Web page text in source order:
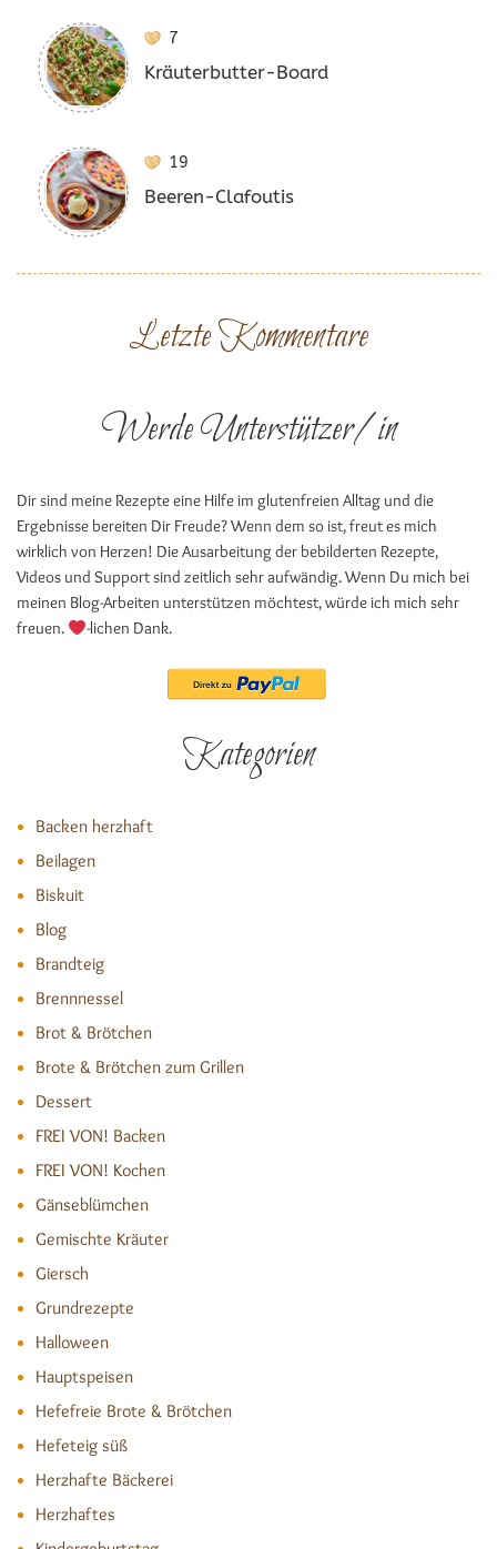
7
Kräuterbutter-Board
19
Beeren-Clafoutis
Letzte Kommentare
Werde Unterstützer/in
Dir sind meine Rezepte eine Hilfe im glutenfreien Alltag und die
Ergebnisse bereiten Dir Freude? Wenn dem so ist, freut es mich
wirklich von Herzen! Die Ausarbeitung der bebilderten Rezepte,
Videos und Support sind zeitlich sehr aufwändig. Wenn Du mich bei
meinen Blog-Arbeiten unterstützen möchtest, würde ich mich sehr
freuen.
-lichen Dank.
Kategorien
Backen herzhaft
Beilagen
Biskuit
Blog
Brandteig
Brennnessel
Brot & Brötchen
Brote & Brötchen zum Grillen
Dessert
FREI VON! Backen
FREI VON! Kochen
Gänseblümchen
Gemischte Kräuter
Giersch
Grundrezepte
Halloween
Hauptspeisen
Hefefreie Brote & Brötchen
Hefeteig süß
Herzhafte Bäckerei
Herzhaftes